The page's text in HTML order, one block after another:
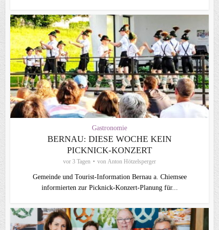
Gastronomie
BERNAU: DIESE WOCHE KEIN
PICKNICK-KONZERT
vor 3 Tagen von Anton Hötzelsperger
Gemeinde und Tourist-Information Bernau a. Chiemsee
informierten zur Picknick-Konzert-Planung für...